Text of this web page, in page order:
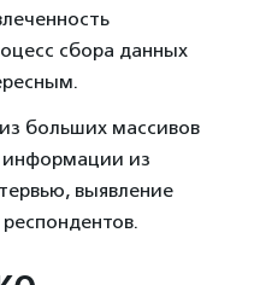
сбора данных
больших массивов
информации из
выявление